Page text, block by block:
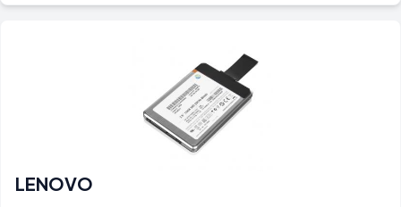
LENOVO